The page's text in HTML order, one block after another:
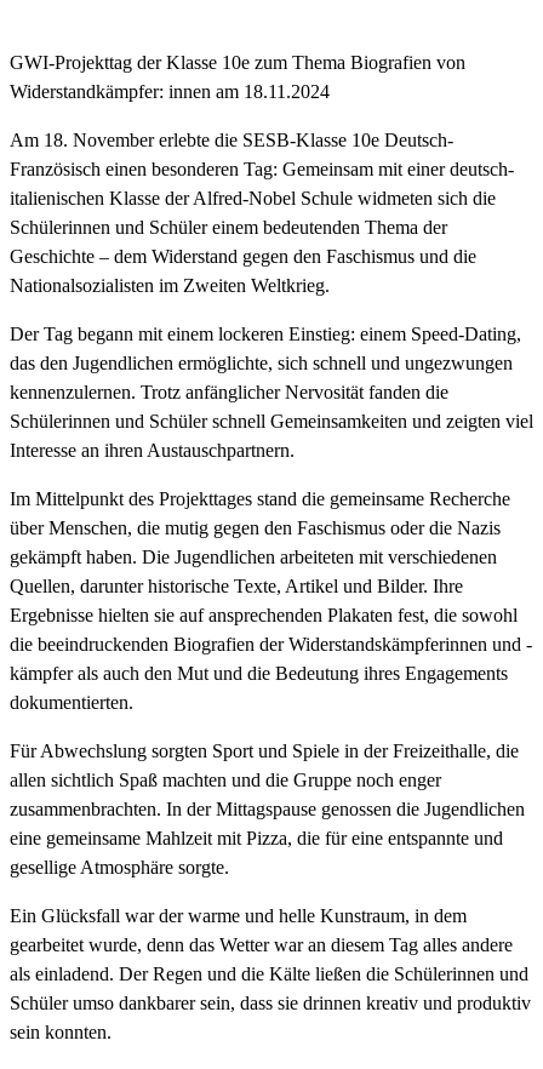
GWI-Projekttag der Klasse 10e zum Thema Biografien von
Widerstandkämpfer: innen am 18.11.2024
Am 18. November erlebte die SESB-Klasse 10e Deutsch-
Französisch einen besonderen Tag: Gemeinsam mit einer deutsch-
italienischen Klasse der Alfred-Nobel Schule widmeten sich die
Schülerinnen und Schüler einem bedeutenden Thema der
Geschichte – dem Widerstand gegen den Faschismus und die
Nationalsozialisten im Zweiten Weltkrieg.
Der Tag begann mit einem lockeren Einstieg: einem Speed-Dating,
das den Jugendlichen ermöglichte, sich schnell und ungezwungen
kennenzulernen. Trotz anfänglicher Nervosität fanden die
Schülerinnen und Schüler schnell Gemeinsamkeiten und zeigten viel
Interesse an ihren Austauschpartnern.
Im Mittelpunkt des Projekttages stand die gemeinsame Recherche
über Menschen, die mutig gegen den Faschismus oder die Nazis
gekämpft haben. Die Jugendlichen arbeiteten mit verschiedenen
Quellen, darunter historische Texte, Artikel und Bilder. Ihre
Ergebnisse hielten sie auf ansprechenden Plakaten fest, die sowohl
die beeindruckenden Biografien der Widerstandskämpferinnen und -
kämpfer als auch den Mut und die Bedeutung ihres Engagements
dokumentierten.
Für Abwechslung sorgten Sport und Spiele in der Freizeithalle, die
allen sichtlich Spaß machten und die Gruppe noch enger
zusammenbrachten. In der Mittagspause genossen die Jugendlichen
eine gemeinsame Mahlzeit mit Pizza, die für eine entspannte und
gesellige Atmosphäre sorgte.
Ein Glücksfall war der warme und helle Kunstraum, in dem
gearbeitet wurde, denn das Wetter war an diesem Tag alles andere
als einladend. Der Regen und die Kälte ließen die Schülerinnen und
Schüler umso dankbarer sein, dass sie drinnen kreativ und produktiv
sein konnten.